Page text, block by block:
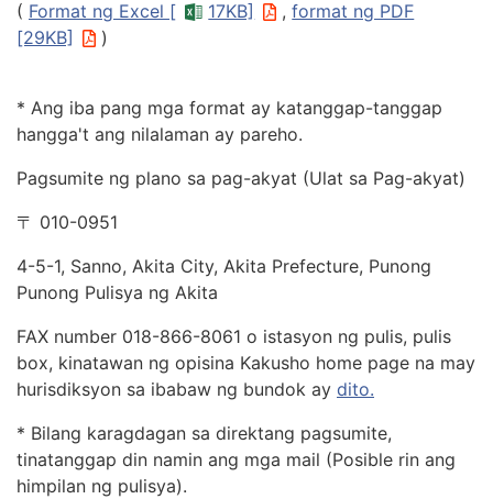
( Format ng Excel [ 17KB] ,format ng PDF
[29KB]
)
* Ang iba pang mga format ay katanggap-tanggap
hangga't ang nilalaman ay pareho.
Pagsumite ng plano sa pag-akyat (Ulat sa Pag-akyat)
〒 010-0951
4-5-1, Sanno, Akita City, Akita Prefecture, Punong
Punong Pulisya ng Akita
FAX number 018-866-8061 o istasyon ng pulis, pulis
box, kinatawan ng opisina Kakusho home page na may
hurisdiksyon sa ibabaw ng bundok ay dito.
* Bilang karagdagan sa direktang pagsumite,
tinatanggap din namin ang mga mail (Posible rin ang
himpilan ng pulisya).